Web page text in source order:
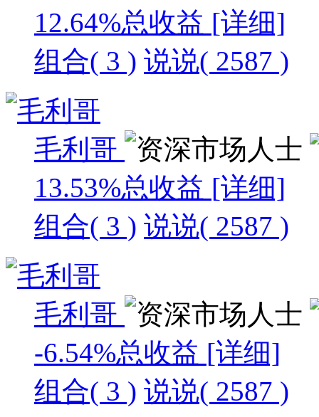
12.64%总收益 [详细]
组合( 3 ) 说说( 2587 )
毛利哥
13.53%总收益 [详细]
组合( 3 ) 说说( 2587 )
毛利哥
-6.54%总收益 [详细]
组合( 3 ) 说说( 2587 )